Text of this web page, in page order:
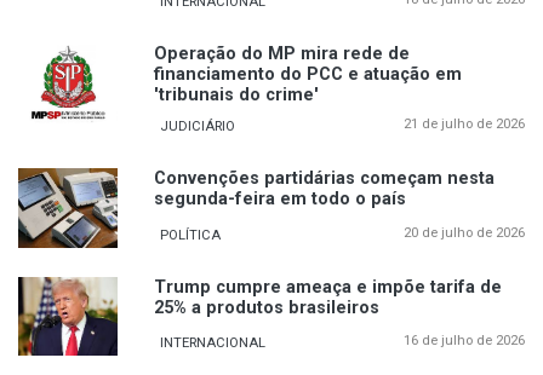
Operação do MP mira rede de
financiamento do PCC e atuação em
'tribunais do crime'
JUDICIÁRIO 21 de julho de 2026
Convenções partidárias começam nesta
segunda-feira em todo o país
POLÍTICA 20 de julho de 2026
Trump cumpre ameaça e impõe tarifa de
25% a produtos brasileiros
INTERNACIONAL 16 de julho de 2026